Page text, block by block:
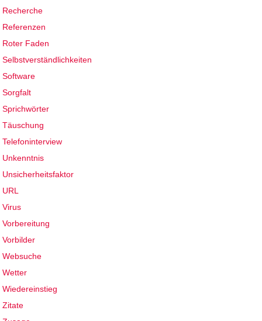
Recherche
Referenzen
Roter Faden
Selbstverständlichkeiten
Software
Sorgfalt
Sprichwörter
Täuschung
Telefoninterview
Unkenntnis
Unsicherheitsfaktor
URL
Virus
Vorbereitung
Vorbilder
Websuche
Wetter
Wiedereinstieg
Zitate